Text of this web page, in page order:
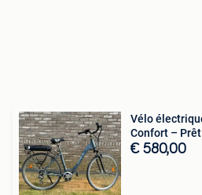
Vélo
Confort –
€ 580,00